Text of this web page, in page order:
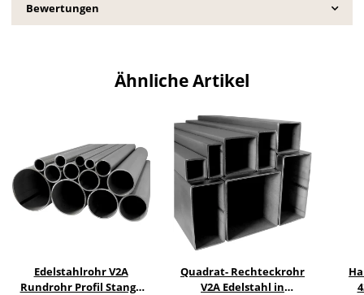
Bewertungen
Ähnliche Artikel
Edelstahlrohr V2A
Rundrohr Profil Stange
Quadrat- Rechteckrohr
V2A Edelstahl in